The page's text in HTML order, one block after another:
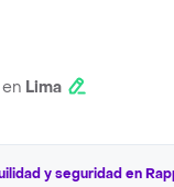
Lima
y seguridad en